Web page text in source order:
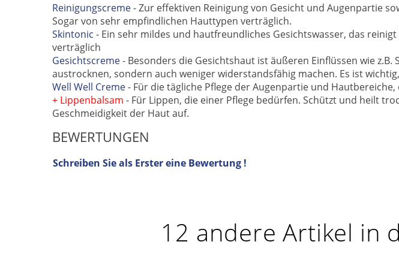
Reinigungscreme- Zur effektiven Reinigung von Gesicht und Augenpartie
Sogar von sehr empfindlichen Hauttypen verträglich.
Skintonic - Ein sehr mildes und hautfreundliches Gesichtswasser, das
verträglich
Gesichtscreme- Besonders die Gesichtshaut ist äußeren Einflüssen wie
austrocknen, sondern auch weniger widerstandsfähig machen. Es ist
Well Well Creme- Für die tägliche Pflege der Augenpartie und
+ Lippenbalsam - Für Lippen, die einer Pflege bedürfen. Schützt und heilt
Geschmeidigkeit der Haut auf.
BEWERTUNGEN
Schreiben Sie als Erster eine Bewertung !
12 andere Artikel in